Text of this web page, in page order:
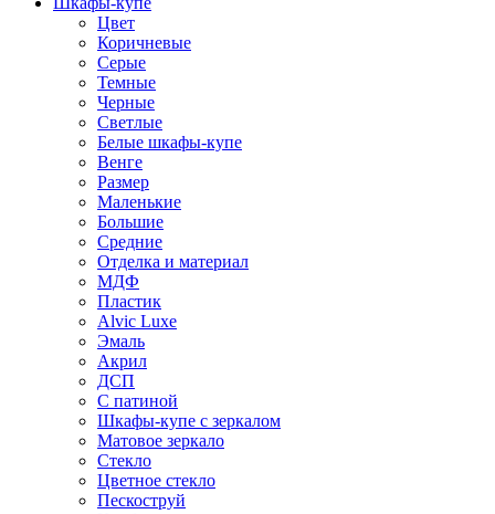
Цвет
Коричневые
Серые
Темные
Черные
Светлые
Белые шкафы-купе
Венге
Размер
Маленькие
Большие
Средние
Отделка и материал
МДФ
Пластик
Alvic Luxe
Эмаль
Акрил
ДСП
С патиной
Шкафы-купе с зеркалом
Матовое зеркало
Стекло
Цветное стекло
Пескоструй